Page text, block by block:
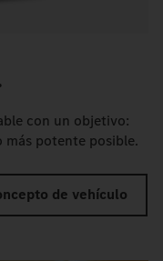
con un objetivo:
potente posible.
de vehículo